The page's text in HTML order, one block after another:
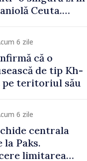
Ceuta.
Spania
6 zile
că o
de tip Kh-
pe teritoriul său
6 zile
centrala
la Paks.
limitarea